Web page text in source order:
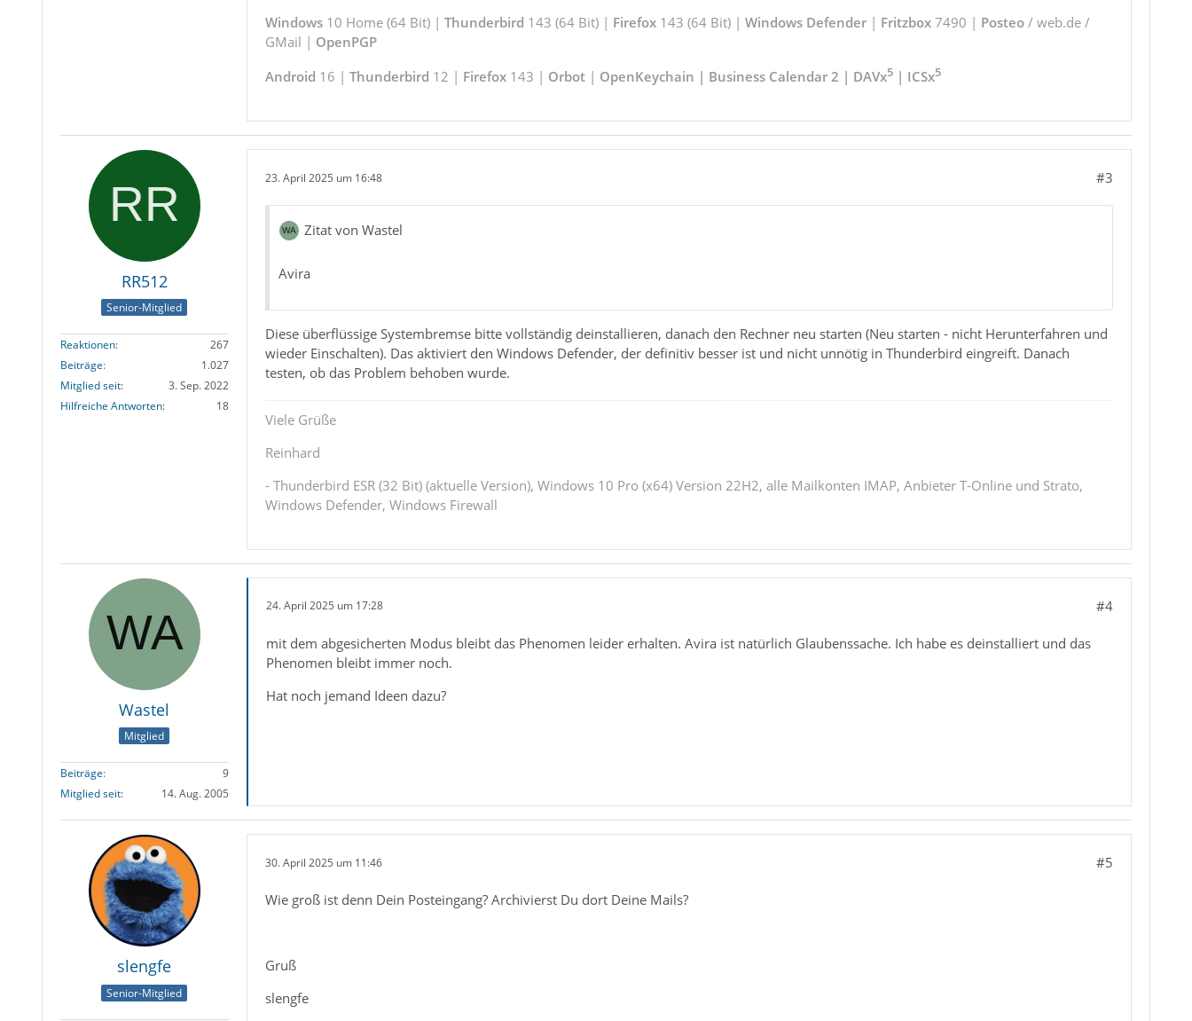
Windows10 Home (64 Bit) | Thunderbird 143 (64 Bit) | Firefox143 (64 Bit) | Windows Defender| Fritzbox7490 | Posteo/ web.de /
GMail | OpenPGP
Android 16 | Thunderbird 12 | Firefox143 | Orbot| OpenKeychain | Business Calendar 2 | DAVx5| ICSx5
RR512
Senior-Mitglied
Reaktionen
267
Beiträge
1.027
Mitglied seit
3. Sep. 2022
Hilfreiche Antworten
18
23. April 2025 um 16:48 #3
Zitat von Wastel
Avira
Diese überflüssige Systembremse bitte vollständig deinstallieren, danach den Rechner neu starten (Neu starten - nicht Herunterfahren und
wieder Einschalten). Das aktiviert den Windows Defender, der definitiv besser ist und nicht unnötig in Thunderbird eingreift. Danach
testen, ob das Problem behoben wurde.
Viele Grüße
Reinhard
- Thunderbird ESR (32 Bit) (aktuelle Version), Windows 10 Pro (x64) Version 22H2, alle Mailkonten IMAP, Anbieter T-Online und Strato,
Windows Defender, Windows Firewall
Wastel
Mitglied
Beiträge
9
Mitglied seit
14. Aug. 2005
24. April 2025 um 17:28 #4
mit dem abgesicherten Modus bleibt das Phenomen leider erhalten. Avira ist natürlich Glaubenssache. Ich habe es deinstalliert und das
Phenomen bleibt immer noch.
Hat noch jemand Ideen dazu?
slengfe
Senior-Mitglied
30. April 2025 um 11:46 #5
Wie groß ist denn Dein Posteingang? Archivierst Du dort Deine Mails?
Gruß
slengfe